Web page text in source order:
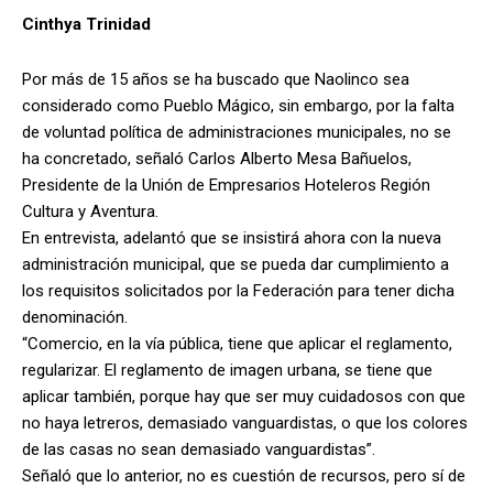
Cinthya Trinidad
Por más de 15 años se ha buscado que Naolinco sea
considerado como Pueblo Mágico, sin embargo, por la falta
de voluntad política de administraciones municipales, no se
ha concretado, señaló Carlos Alberto Mesa Bañuelos,
Presidente de la Unión de Empresarios Hoteleros Región
Cultura y Aventura.
En entrevista, adelantó que se insistirá ahora con la nueva
administración municipal, que se pueda dar cumplimiento a
los requisitos solicitados por la Federación para tener dicha
denominación.
“Comercio, en la vía pública, tiene que aplicar el reglamento,
regularizar. El reglamento de imagen urbana, se tiene que
aplicar también, porque hay que ser muy cuidadosos con que
no haya letreros, demasiado vanguardistas, o que los colores
de las casas no sean demasiado vanguardistas”.
Señaló que lo anterior, no es cuestión de recursos, pero sí de